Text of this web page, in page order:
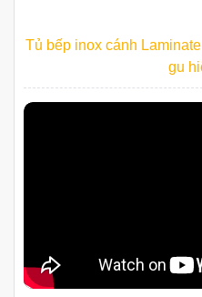
Tủ bếp inox cánh
gu